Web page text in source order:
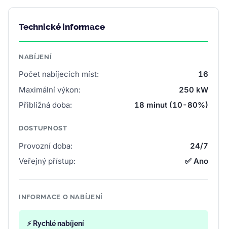
Technické informace
NABÍJENÍ
Počet nabíjecích míst:
16
Maximální výkon:
250 kW
Přibližná doba:
18 minut (10-80%)
DOSTUPNOST
Provozní doba:
24/7
Veřejný přístup:
✅ Ano
INFORMACE O NABÍJENÍ
⚡ Rychlé nabíjení